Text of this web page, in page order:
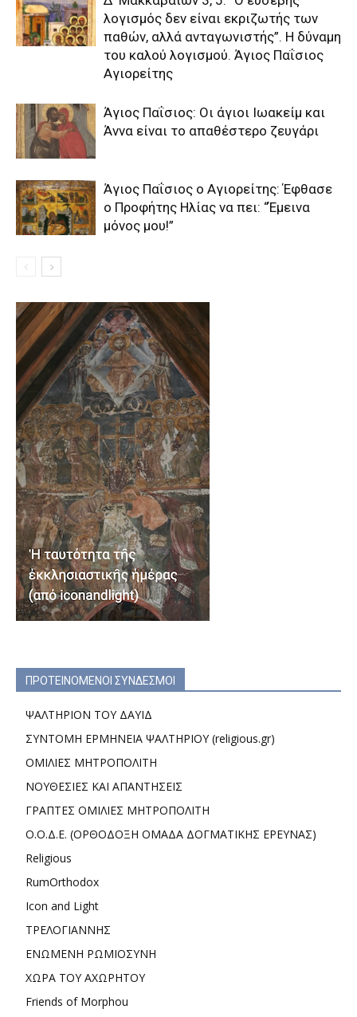
λογισμός δεν είναι εκριζωτής των
παθών, αλλά ανταγωνιστής”. Η δύναμη
του καλού λογισμού. Άγιος Παΐσιος
Αγιορείτης
Άγιος Παΐσιος: Οι άγιοι Ιωακείμ και
Άννα είναι το απαθέστερο ζευγάρι
Άγιος Παΐσιος ο Αγιορείτης: Έφθασε
ο Προφήτης Ηλίας να πει: “Έμεινα
μόνος μου!”
ΠΡΟΤΕΙΝΟΜΕΝΟΙ ΣΥΝΔΕΣΜΟΙ
ΨΑΛΤΗΡΙΟΝ ΤΟΥ ΔΑΥΙΔ
ΣΥΝΤΟΜΗ ΕΡΜΗΝΕΙΑ ΨΑΛΤΗΡΙΟΥ (religious.gr)
ΟΜΙΛΙΕΣ ΜΗΤΡΟΠΟΛΙΤΗ
ΝΟΥΘΕΣΙΕΣ ΚΑΙ ΑΠΑΝΤΗΣΕΙΣ
ΓΡΑΠΤΕΣ ΟΜΙΛΙΕΣ ΜΗΤΡΟΠΟΛΙΤΗ
Ο.Ο.Δ.Ε. (ΟΡΘΟΔΟΞΗ ΟΜΑΔΑ ΔΟΓΜΑΤΙΚΗΣ ΕΡΕΥΝΑΣ)
Religious
RumOrthodox
Icon and Light
ΤΡΕΛΟΓΙΑΝΝΗΣ
ΕΝΩΜΕΝΗ ΡΩΜΙΟΣΥΝΗ
ΧΩΡΑ ΤΟΥ ΑΧΩΡΗΤΟΥ
Friends of Morphou